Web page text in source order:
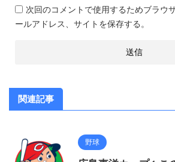
次回のコメントで使用するためブラウ
ールアドレス、サイトを保存する。
関連記事
野球